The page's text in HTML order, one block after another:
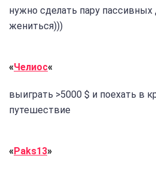
нужно сделать пару
жениться)))
«Челиос«
выиграть >5000 $ и поехать в
путешествие
«Paks13»